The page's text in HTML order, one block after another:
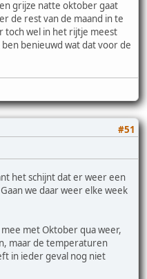
grijze natte oktober gaat
de rest van de maand in te
toch wel in het rijtje meest
benieuwd wat dat voor de
#51
het schijnt dat er weer een
Gaan we daar weer elke week
met Oktober qua weer,
maar de temperaturen
in ieder geval nog niet